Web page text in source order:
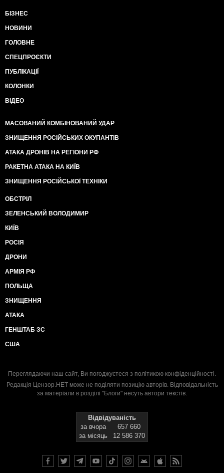
БІЗНЕС
НОВИНИ
ГОЛОВНЕ
СПЕЦПРОЄКТИ
ПУБЛІКАЦІЇ
КОЛОНКИ
ВІДЕО
МАСОВАНИЙ КОМБІНОВАНИЙ УДАР
ЗНИЩЕННЯ РОСІЙСЬКИХ ОКУПАНТІВ
АТАКА ДРОНІВ НА РЕГІОНИ РФ
РАКЕТНА АТАКА НА КИЇВ
ЗНИЩЕННЯ РОСІЙСЬКОЇ ТЕХНІКИ
ОБСТРІЛ
ЗЕЛЕНСЬКИЙ ВОЛОДИМИР
КИЇВ
РОСІЯ
ДРОНИ
АРМІЯ РФ
ПОЛЬЩА
ЗНИЩЕННЯ
АТАКА
ГЕНШТАБ ЗС
США
Переглядаючи наш сайт, Ви погоджуєтеся з політикою конфіденційності.
Редакція Цензор.НЕТ може не поділяти позицію авторів. Відповідальність
за матеріали в розділі "Блоги" несуть автори текстів.
Відвідуваність
за вчора
657 660
за місяць
12 586 370